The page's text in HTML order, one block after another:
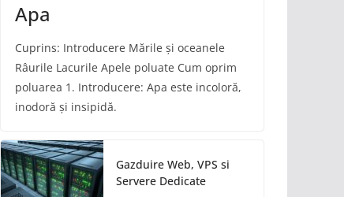
Apa
Cuprins: Introducere Mările și oceanele
Râurile Lacurile Apele poluate Cum oprim
poluarea 1. Introducere: Apa este incoloră,
inodoră și insipidă.
Gazduire Web, VPS si
Servere Dedicate